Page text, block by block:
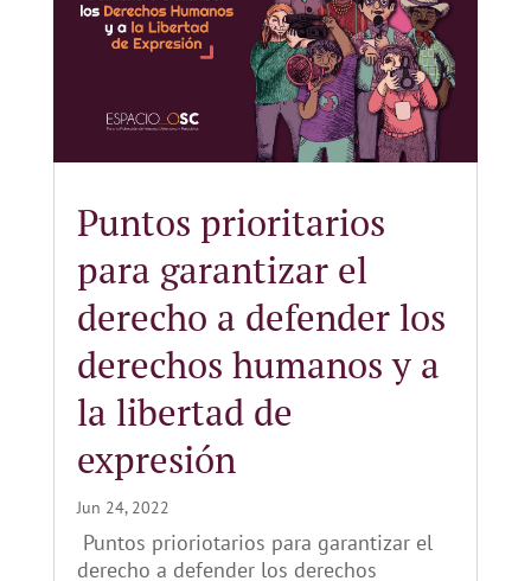
Puntos prioritarios
para garantizar el
derecho a defender los
derechos humanos y a
la libertad de
expresión
Jun 24, 2022
Puntos prioriotarios para garantizar el
derecho a defender los derechos